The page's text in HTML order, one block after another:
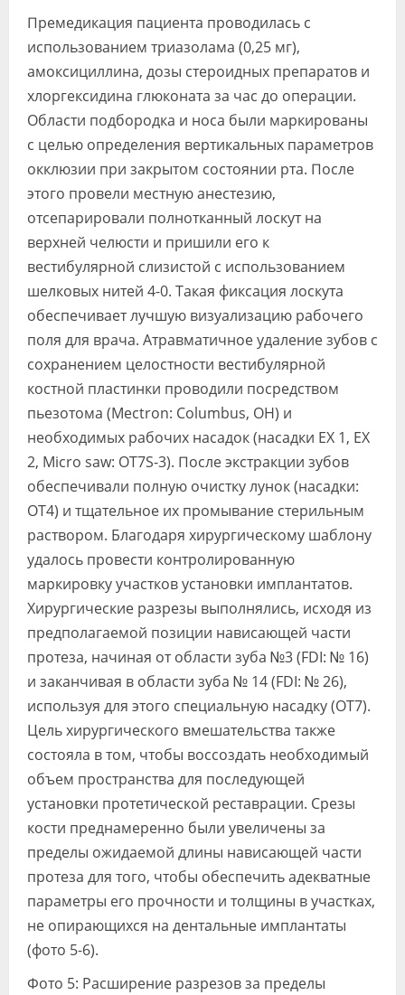
Премедикация пациента проводилась с
использованием триазолама (0,25 мг),
амоксициллина, дозы стероидных препаратов и
хлоргексидина глюконата за час до операции.
Области подбородка и носа были маркированы
с целью определения вертикальных параметров
окклюзии при закрытом состоянии рта. После
этого провели местную анестезию,
отсепарировали полнотканный лоскут на
верхней челюсти и пришили его к
вестибулярной слизистой с использованием
шелковых нитей 4-0. Такая фиксация лоскута
обеспечивает лучшую визуализацию рабочего
поля для врача. Атравматичное удаление зубов с
сохранением целостности вестибулярной
костной пластинки проводили посредством
пьезотома (Mectron: Columbus, OH) и
необходимых рабочих насадок (насадки EX 1, EX
2, Micro saw: OT7S-3). После экстракции зубов
обеспечивали полную очистку лунок (насадки:
OT4) и тщательное их промывание стерильным
раствором. Благодаря хирургическому шаблону
удалось провести контролированную
маркировку участков установки имплантатов.
Хирургические разрезы выполнялись, исходя из
предполагаемой позиции нависающей части
протеза, начиная от области зуба №3 (FDI: № 16)
и заканчивая в области зуба № 14 (FDI: № 26),
используя для этого специальную насадку (ОТ7).
Цель хирургического вмешательства также
состояла в том, чтобы воссоздать необходимый
объем пространства для последующей
установки протетической реставрации. Срезы
кости преднамеренно были увеличены за
пределы ожидаемой длины нависающей части
протеза для того, чтобы обеспечить адекватные
параметры его прочности и толщины в участках,
не опирающихся на дентальные имплантаты
(фото 5-6).
Фото 5: Расширение разрезов за пределы